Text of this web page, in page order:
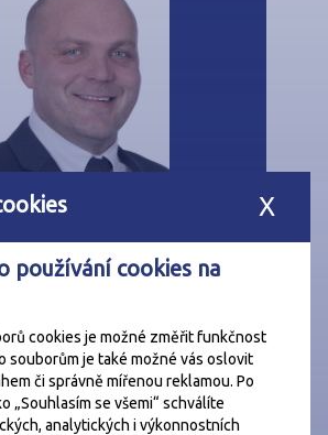
X
používání cookies na
cookies je možné změřit funkčnost
souborům je také možné vás oslovit
či správně mířenou reklamou. Po
„Souhlasím se všemi“ schválíte
analytických i výkonnostních
Michal Šebor
+420 730701037
misebor@csrealitni.cz
o prohlídku a další